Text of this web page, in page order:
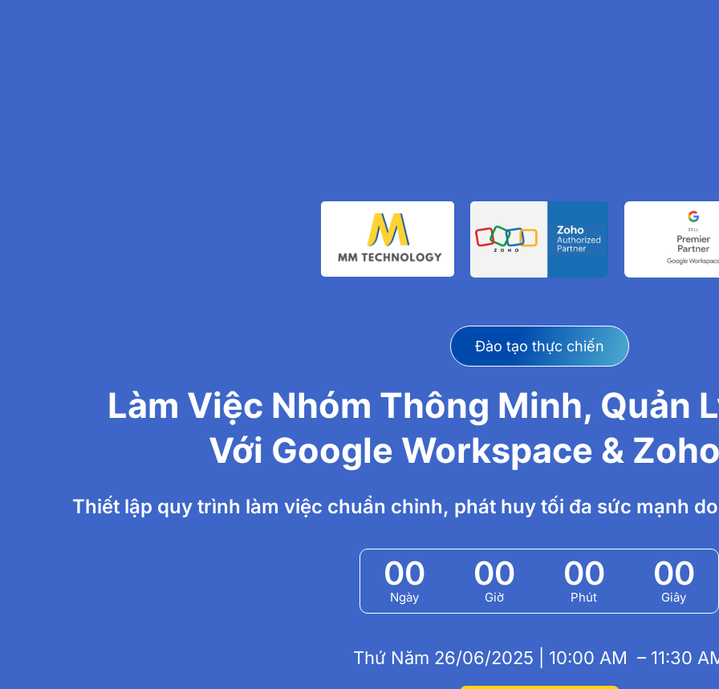
Đào tạo thực chiến
Làm Việc Nhóm Thông Minh, Quản
Với Google Workspace &
Thiết lập quy trình làm việc chuẩn chỉnh, phát huy tối đa sức mạnh
00
Ngày
00
Giờ
00
Phút
00
Giây
Thứ Năm 26/06/2025 | 10:00 AM – 11:30